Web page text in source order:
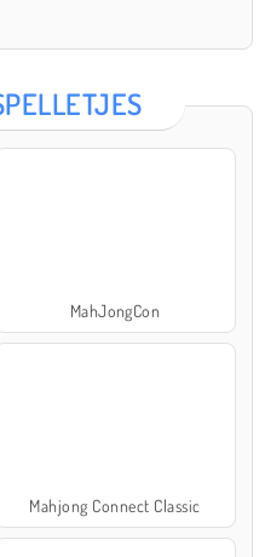
MahJongCon
Mahjong Connect Classic